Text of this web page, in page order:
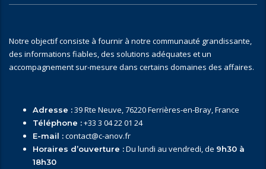
Notre objectif consiste à fournir à notre communauté grandissante,
des informations fiables, des solutions adéquates et un
accompagnement sur-mesure dans certains domaines des affaires.
Adresse :39 Rte Neuve, 76220 Ferrières-en-Bray, France
Téléphone :+33 3 04 22 01 24
E-mail :contact@c-anov.fr
Horaires d’ouverture :Du lundi au vendredi, de 9h30 à
18h30